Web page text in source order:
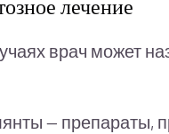
лечение
врач может
—